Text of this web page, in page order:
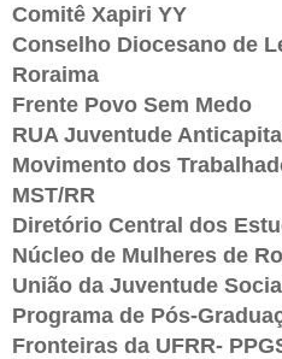
Comitê Xapiri YY
Conselho Diocesano de
Roraima
Frente Povo Sem Medo
RUA Juventude
Movimento dos
MST/RR
Diretório Central dos
Núcleo de Mulheres de
União da Juventude
Programa de Pós-
Fronteiras da UFRR-